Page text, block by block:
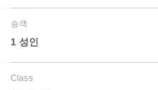
승객
1 성인
Class